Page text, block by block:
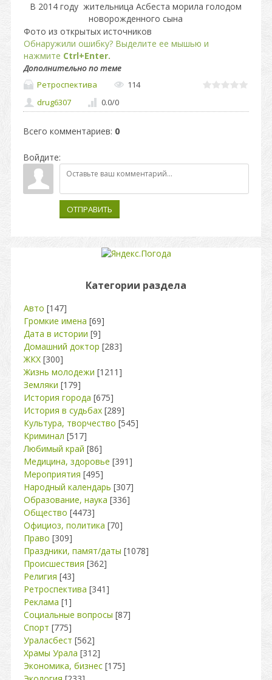
В 2014 году жительница Асбеста морила голодом
новорожденного сына
Фото из открытых источников
Обнаружили ошибку? Выделите ее мышью и
нажмите Ctrl+Enter.
Дополнительно по теме
Ретроспектива
114
drug6307
0.0/0
Всего комментариев: 0
Войдите:
ОТПРАВИТЬ
Категории раздела
Авто [147]
Громкие имена [69]
Дата в истории [9]
Домашний доктор [283]
ЖКХ [300]
Жизнь молодежи [1211]
Земляки [179]
История города [675]
История в судьбах [289]
Культура, творчество [545]
Криминал [517]
Любимый край [86]
Медицина, здоровье [391]
Мероприятия [495]
Народный календарь [307]
Образование, наука [336]
Общество [4473]
Официоз, политика [70]
Право [309]
Праздники, памят/даты [1078]
Происшествия [362]
Религия [43]
Ретроспектива [341]
Реклама [1]
Социальные вопросы [87]
Спорт [775]
Ураласбест [562]
Храмы Урала [312]
Экономика, бизнес [175]